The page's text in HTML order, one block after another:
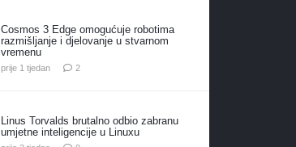
Cosmos 3 Edge omogućuje robotima
razmišljanje i djelovanje u stvarnom
vremenu
prije 1 tjedan 2komentara
Linus Torvalds brutalno odbio zabranu
umjetne inteligencije u Linuxu